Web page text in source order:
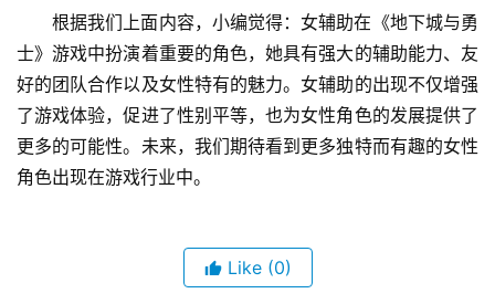
根据我们上面内容，小编觉得：女辅助在《地下城与勇
士》游戏中扮演着重要的角色，她具有强大的辅助能力、友
好的团队合作以及女性特有的魅力。女辅助的出现不仅增强
了游戏体验，促进了性别平等，也为女性角色的发展提供了
更多的可能性。未来，我们期待看到更多独特而有趣的女性
角色出现在游戏行业中。
Like (0)